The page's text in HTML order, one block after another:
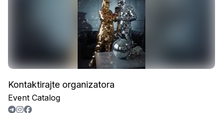
Kontaktirajte organizatora
Event Catalog